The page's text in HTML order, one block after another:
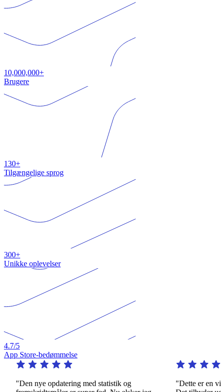
10,000,000+
Brugere
130+
Tilgængelige sprog
300+
Unikke oplevelser
4.7/5
App Store-bedømmelse
"Den nye opdatering med statistik og
"Dette er en